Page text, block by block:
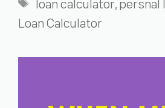
loan calculator, persnal
Loan Calculator